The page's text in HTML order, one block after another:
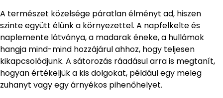
A természet közelsége páratlan élményt ad, hiszen
szinte együtt élünk a környezettel. A napfelkelte és
naplemente látványa, a madarak éneke, a hullámok
hangja mind-mind hozzájárul ahhoz, hogy teljesen
kikapcsolódjunk. A sátorozás ráadásul arra is megtanít,
hogyan értékeljük a kis dolgokat, például egy meleg
zuhanyt vagy egy árnyékos pihenőhelyet.